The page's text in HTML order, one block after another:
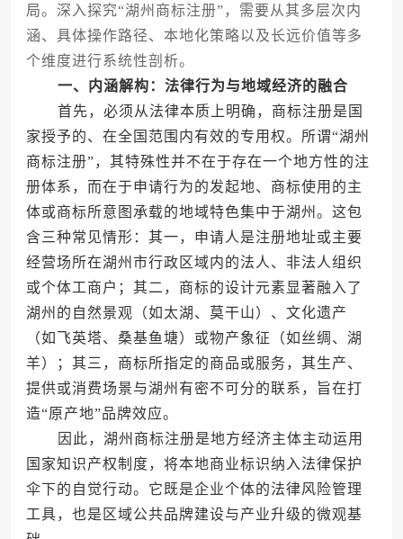
局。深入探究“湖州商标注册”，需要从其多层次内
涵、具体操作路径、本地化策略以及长远价值等多
个维度进行系统性剖析。
一、内涵解构：法律行为与地域经济的融合
首先，必须从法律本质上明确，商标注册是国
家授予的、在全国范围内有效的专用权。所谓“湖州
商标注册”，其特殊性并不在于存在一个地方性的注
册体系，而在于申请行为的发起地、商标使用的主
体或商标所意图承载的地域特色集中于湖州。这包
含三种常见情形：其一，申请人是注册地址或主要
经营场所在湖州市行政区域内的法人、非法人组织
或个体工商户；其二，商标的设计元素显著融入了
湖州的自然景观（如太湖、莫干山）、文化遗产
（如飞英塔、桑基鱼塘）或物产象征（如丝绸、湖
羊）；其三，商标所指定的商品或服务，其生产、
提供或消费场景与湖州有密不可分的联系，旨在打
造“原产地”品牌效应。
因此，湖州商标注册是地方经济主体主动运用
国家知识产权制度，将本地商业标识纳入法律保护
伞下的自觉行动。它既是企业个体的法律风险管理
工具，也是区域公共品牌建设与产业升级的微观基